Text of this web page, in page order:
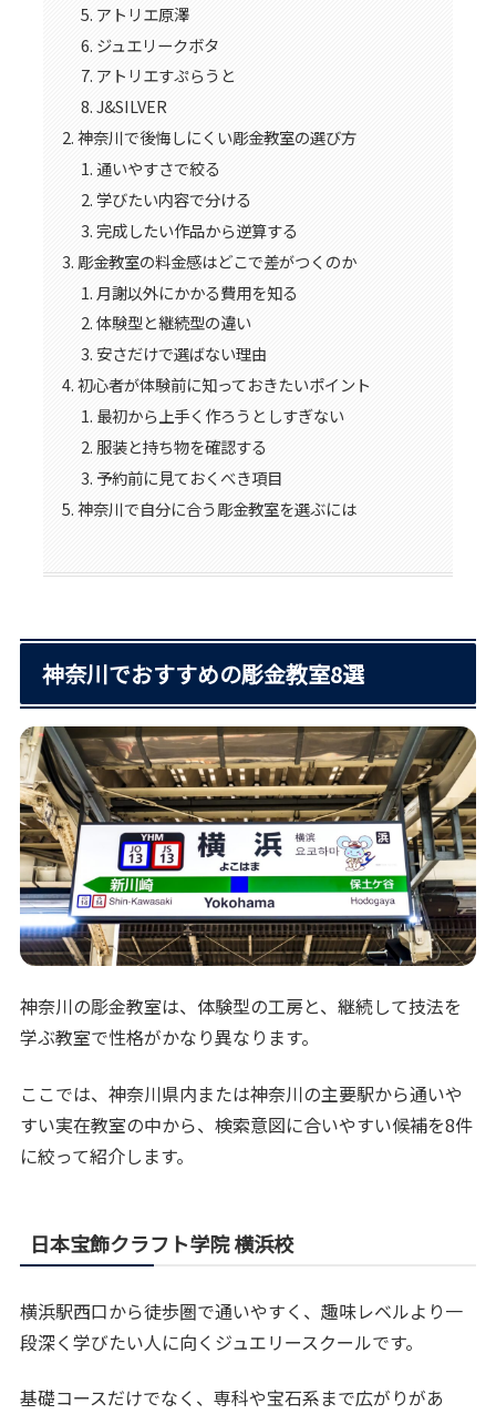
アトリエ原澤
ジュエリークボタ
アトリエすぷらうと
J&SILVER
神奈川で後悔しにくい彫金教室の選び方
通いやすさで絞る
学びたい内容で分ける
完成したい作品から逆算する
彫金教室の料金感はどこで差がつくのか
月謝以外にかかる費用を知る
体験型と継続型の違い
安さだけで選ばない理由
初心者が体験前に知っておきたいポイント
最初から上手く作ろうとしすぎない
服装と持ち物を確認する
予約前に見ておくべき項目
神奈川で自分に合う彫金教室を選ぶには
神奈川でおすすめの彫金教室8選
神奈川の彫金教室は、体験型の工房と、継続して技法を
学ぶ教室で性格がかなり異なります。
ここでは、神奈川県内または神奈川の主要駅から通いや
すい実在教室の中から、検索意図に合いやすい候補を8件
に絞って紹介します。
日本宝飾クラフト学院 横浜校
横浜駅西口から徒歩圏で通いやすく、趣味レベルより一
段深く学びたい人に向くジュエリースクールです。
基礎コースだけでなく、専科や宝石系まで広がりがあ